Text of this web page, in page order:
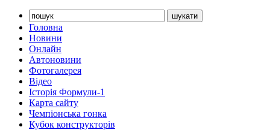
Головна
Новини
Онлайн
Автоновини
Фотогалерея
Відео
Історія Формули-1
Карта сайту
Чемпіонська гонка
Кубок конструкторів